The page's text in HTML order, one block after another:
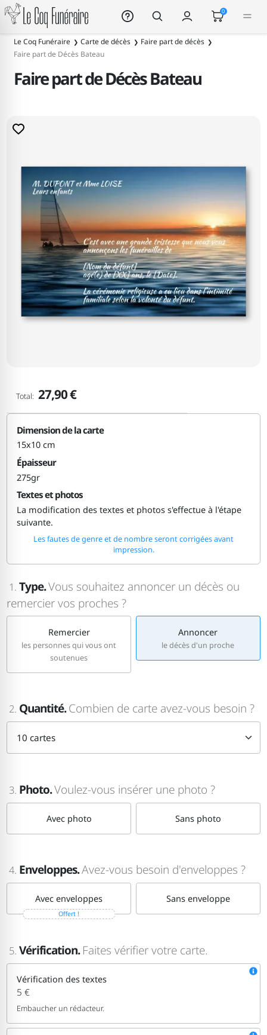
Le Coq Funéraire 0
Le Coq Funéraire Carte de décès
Faire part de décès
Faire part de Décès Bateau
Faire part de Décès Bateau
Total: 27,90 €
Dimension de la carte
15x10 cm
Épaisseur
275gr
Textes et photos
La modification des textes et photos s'effectue à l'étape
suivante.
Les fautes de genre et de nombre seront corrigées avant
impression.
1. Type.Vous souhaitez annoncer un décès ou
remercier vos proches ?
Remercier
les personnes qui vous ont
soutenues
Annoncer
le décès d'un proche
2. Quantité.Combien de carte avez-vous besoin ?
3. Photo.Voulez-vous insérer une photo ?
Avec photo Sans photo
4. Enveloppes.Avez-vous besoin d'enveloppes ?
Avec enveloppes
Offert !
Sans enveloppe
5. Vérification. Faites vérifier votre carte.
Vérification des textes
5 €
Embaucher un rédacteur.